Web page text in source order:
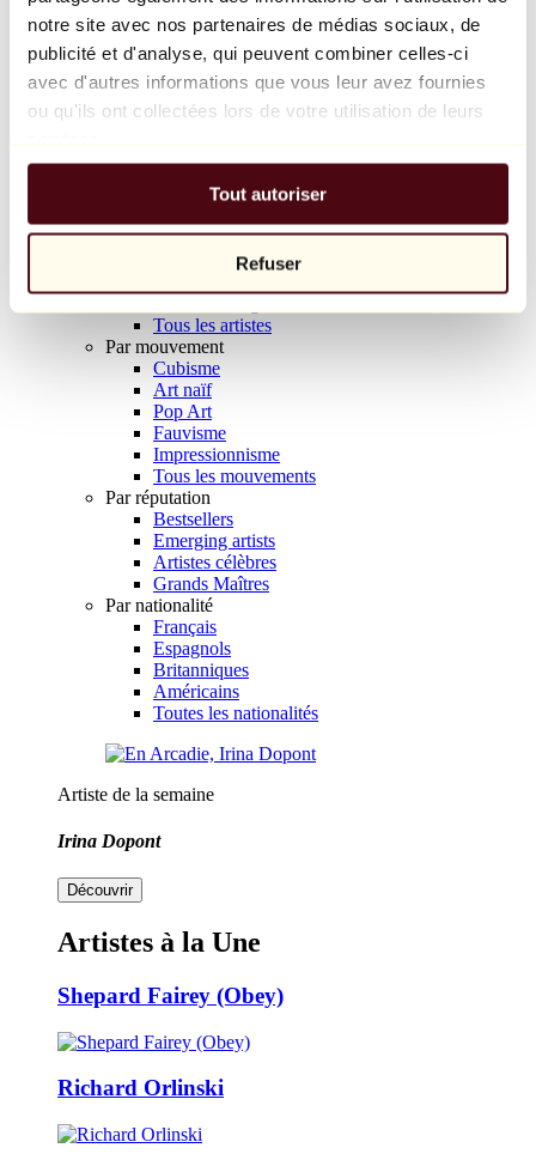
notre site avec nos partenaires de médias sociaux, de
publicité et d'analyse, qui peuvent combiner celles-ci
avec d'autres informations que vous leur avez fournies
ou qu'ils ont collectées lors de votre utilisation de leurs
Tout autoriser
Refuser
Balloon Dog (Orange)
Jeff Koons
10 000 €
Parcourir
Tous les sculpteurs
Tous les photographes
Tous les artistes
Par mouvement
Cubisme
Art naïf
Pop Art
Fauvisme
Impressionnisme
Tous les mouvements
Par réputation
Bestsellers
Emerging artists
Artistes célèbres
Grands Maîtres
Par nationalité
Français
Espagnols
Britanniques
Américains
Toutes les nationalités
Artiste de la semaine
Irina Dopont
Découvrir
Artistes à la Une
Shepard Fairey (Obey)
Richard Orlinski